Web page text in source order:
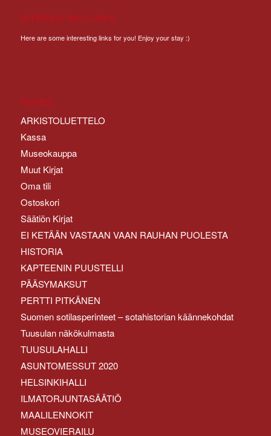
INTERESTING LINKS
Here are some interesting links for you! Enjoy your stay :)
PAGES
ARKISTOLUETTELO
Kassa
Museokauppa
Muut Kirjat
Oma tili
Ostoskori
Säätiön Kirjat
EI KETÄÄN VASTAAN VAAN RAUHAN PUOLESTA
HISTORIA
KAPTEENIN PUUSTELLI
PÄÄSYMAKSUT
PERTTI PITKÄNEN
Suomen sotilasperinteet – sotahistorian käännekohdat
Tuusulan näkökulmasta
TUUSULAHALLI
ASUNTOMESSUT 2020
HELSINKIHALLI
ILMATORJUNTASÄÄTIÖ
MAALILENNOKIT
MUSEOVIERAILU